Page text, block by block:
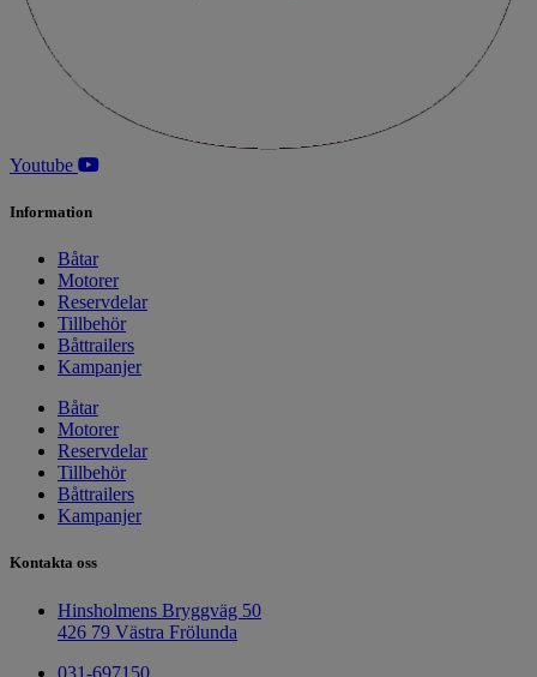
Youtube
Information
Båtar
Motorer
Reservdelar
Tillbehör
Båttrailers
Kampanjer
Båtar
Motorer
Reservdelar
Tillbehör
Båttrailers
Kampanjer
Kontakta oss
Hinsholmens Bryggväg 50
426 79 Västra Frölunda
031-697150